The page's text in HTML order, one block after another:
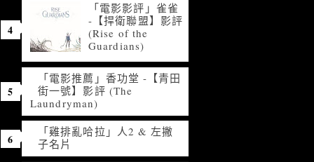
「電影影評」雀雀
-【捍衛聯盟】影評
(Rise of the
Guardians)
「電影推薦」香功堂 -【青田
街一號】影評 (The
Laundryman)
「雞排亂哈拉」人2 & 左撇
子名片